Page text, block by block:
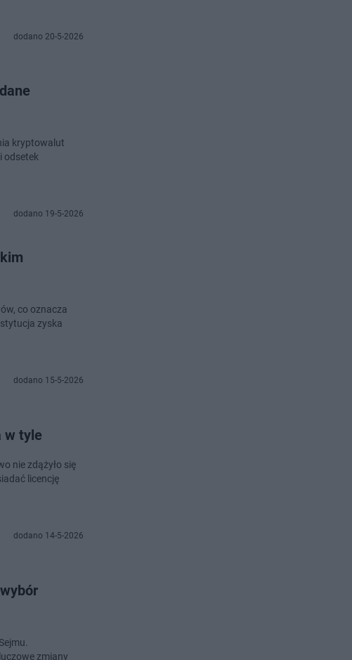
dodano 20-5-2026
kryptowalut
odsetek
dodano 19-5-2026
co oznacza
zyska
dodano 15-5-2026
w tyle
nie zdążyło się
licencję
dodano 14-5-2026
zmiany